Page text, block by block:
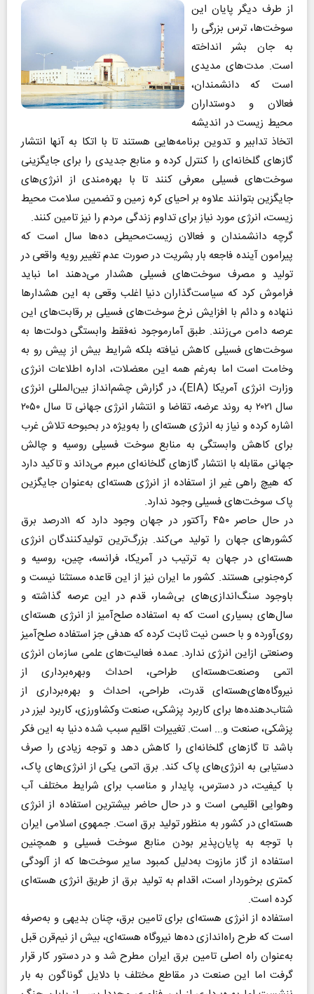
از طرف دیگر پایان این
سوخت‌ها، ترس بزرگی را
به جان بشر انداخته
است. مدت‌های مدیدی
است که دانشمندان،
فعالان و دوستداران
محیط زیست در اندیشه
اتخاذ تدابیر و تدوین برنامه‌هایی هستند تا با اتکا به آنها انتشار
گازهای گلخانه‌ای را کنترل کرده و منابع جدیدی را برای جایگزینی
سوخت‌های فسیلی معرفی کنند تا با بهره‌مندی از انرژی‌های
جایگزین بتوانند علاوه بر احیای کره زمین و تضمین سلامت محیط
زیست، انرژی مورد نیاز برای تداوم زندگی مردم را نیز تامین کنند.
گرچه دانشمندان و فعالان زیست‌محیطی ده‌ها سال است که
پیرامون آینده فاجعه بار بشریت در صورت عدم تغییر رویه واقعی در
تولید و مصرف سوخت‌های فسیلی هشدار می‌دهند اما نباید
فراموش کرد که سیاست‌گذاران دنیا اغلب وقعی به این هشدارها
ننهاده و دائم با افزایش نرخ سوخت‌های فسیلی بر رقابت‌های این
عرصه دامن می‌زنند. طبق آمارموجود نه‌فقط وابستگی دولت‌ها به
سوخت‌های فسیلی کاهش نیافته بلکه شرایط بیش از پیش رو به
وخامت است اما به‌رغم همه این معضلات، اداره اطلاعات انرژی
وزارت انرژی آمریکا (EIA)، در گزارش چشم‌انداز بین‌المللی انرژی
سال ۲۰۲۱ به روند عرضه، تقاضا و انتشار انرژی جهانی تا سال ۲۰۵۰
اشاره کرده و نیاز به انرژی هسته‌ای را به‌ویژه در بحبوحه تلاش غرب
برای کاهش وابستگی به منابع سوخت فسیلی روسیه و چالش
جهانی مقابله با انتشار گازهای گلخانه‌ای مبرم می‌داند و تاکید دارد
که هیچ راهی غیر از استفاده از انرژی هسته‌ای به‌عنوان جایگزین
پاک سوخت‌های فسیلی وجود ندارد.
در حال حاصر ۴۵۰ رآکتور در جهان وجود دارد که ۱۱درصد برق
کشور‌های جهان را تولید می‌کند. بزرگ‌ترین تولیدکنندگان انرژی
هسته‌ای در جهان به ترتیب در آمریکا، فرانسه، چین، روسیه و
کره‌جنوبی هستند. کشور ما ایران نیز از این قاعده مستثنا نیست و
باوجود سنگ‌اندازی‌های بی‌شمار، قدم در این عرصه گذاشته و
سال‌های بسیاری است که به استفاده صلح‌آمیز از انرژی هسته‌ای
روی‌آورده و با حسن نیت ثابت کرده که هدفی جز استفاده صلح‌آمیز
وصنعتی ازاین انرژی ندارد. عمده فعالیت‌های علمی سازمان انرژی
اتمی وصنعت‌هسته‌ای طراحی، احداث وبهره‌برداری از
نیروگاه‌های‌هسته‌ای قدرت، طراحی، احداث و بهره‌برداری از
شتاب‌دهنده‌ها برای کاربرد پزشکی، صنعت وکشاورزی، کاربرد لیزر در
پزشکی، صنعت و... است. تغییرات اقلیم سبب شده دنیا به این فکر
باشد تا گازهای گلخانه‌ای را کاهش دهد و توجه زیادی را صرف
دستیابی به انرژی‌های پاک کند. برق اتمی یکی از انرژی‌های پاک،
با کیفیت، در دسترس، پایدار و مناسب برای شرایط مختلف آب
وهوایی اقلیمی است و در حال حاضر بیشترین استفاده از انرژی
هسته‌ای در کشور به منظور تولید برق است. جمهوی اسلامی ایران
با توجه به پایان‌پذیر بودن منابع سوخت فسیلی و همچنین
استفاده از گاز مازوت به‌دلیل کمبود سایر سوخت‌ها که از آلودگی
کمتری برخوردار است، اقدام به تولید برق از طریق انرژی هسته‌ای
کرده است.
استفاده از انرژی هسته‌ای برای تامین برق، چنان بدیهی و به‌صرفه
است که طرح راه‌اندازی ده‌ها نیروگاه هسته‌ای، بیش از نیم‌قرن قبل
به‌عنوان راه اصلی تامین برق ایران مطرح شد و در دستور کار قرار
گرفت اما این صنعت در مقاطع مختلف با دلایل گوناگون به بار